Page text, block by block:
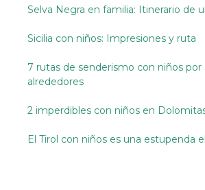
Selva Negra en familia: Itinerario de
Sicilia con niños: Impresiones y ruta
7 rutas de senderismo con niños por
alrededores
2 imperdibles con niños en
El Tirol con niños es una estupenda